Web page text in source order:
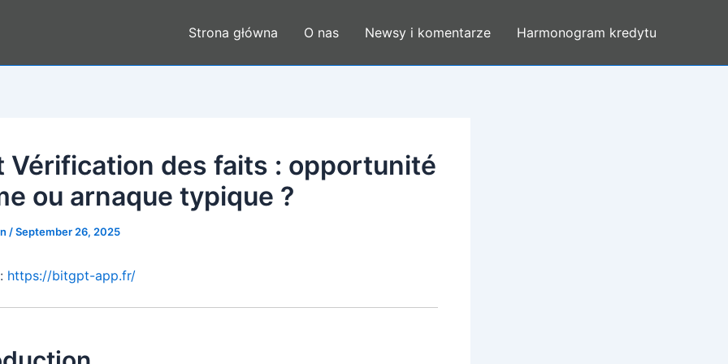
Strona główna O nas Newsy i komentarze Harmonogram kredytu
Vérification des faits : opportunité
ou arnaque typique ?
/September 26, 2025
https://bitgpt-app.fr/